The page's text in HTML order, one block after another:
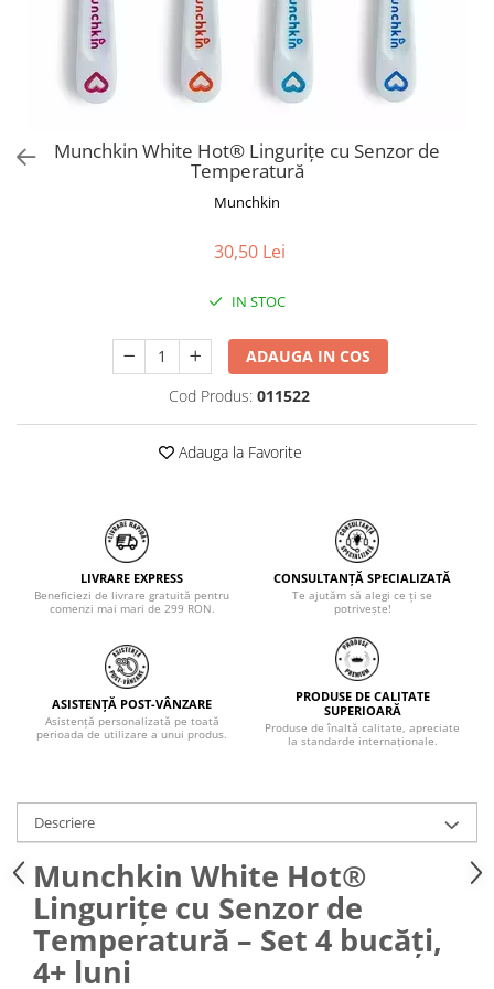
Consultanta Instalare
Jucarii de Sortare
Jucarii de tras
Jucarii din plus
Jucarii muzicale
Jucarii Senzoriale
Munchkin White Hot® Lingurițe cu Senzor de
Temperatură
Munchkin
30,50 Lei
IN STOC
ADAUGA IN COS
Cod Produs: 011522
Adauga la Favorite
LIVRARE EXPRESS
Beneficiezi de livrare gratuită pentru
comenzi mai mari de 299 RON.
CONSULTANȚĂ SPECIALIZATĂ
Te ajutăm să alegi ce ți se
potrivește!
ASISTENȚĂ POST-VÂNZARE
Asistență personalizată pe toată
perioada de utilizare a unui produs.
PRODUSE DE CALITATE
SUPERIOARĂ
Produse de înaltă calitate, apreciate
la standarde internaționale.
Descriere
Munchkin White Hot®
Lingurițe cu Senzor de
Temperatură – Set 4 bucăți,
4+ luni